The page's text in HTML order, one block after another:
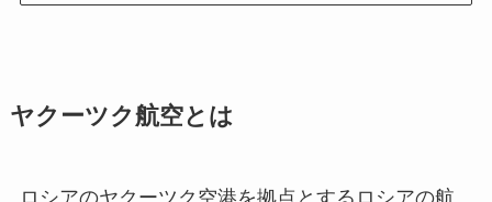
ヤクーツク航空とは
ロシアのヤクーツク空港を拠点とするロシアの航